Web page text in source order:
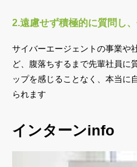
2.遠慮せず積極的に質問し
サイバーエージェントの事業や
ど、腹落ちするまで先輩社員に
ップを感じることなく、本当に
られます
インターンinfo